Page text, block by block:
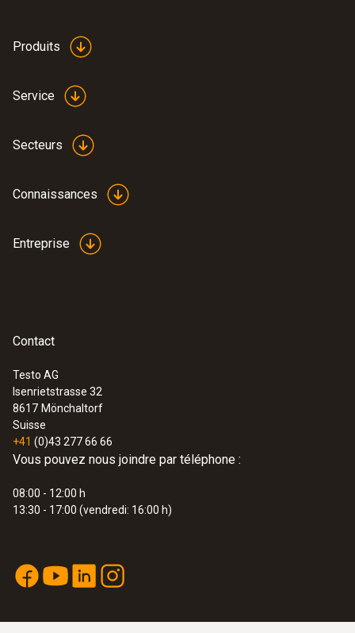
Produits
Service
Secteurs
Connaissances
Entreprise
Contact
Testo AG
Isenrietstrasse 32
8617 Mönchaltorf
Suisse
+41 (0)43 277 66 66
Vous pouvez nous joindre par téléphone :
08:00 - 12:00 h
13:30 - 17:00 (vendredi: 16:00 h)